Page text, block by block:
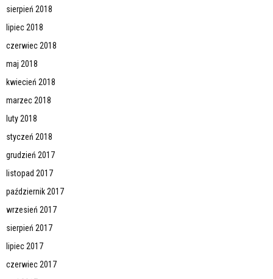
sierpień 2018
lipiec 2018
czerwiec 2018
maj 2018
kwiecień 2018
marzec 2018
luty 2018
styczeń 2018
grudzień 2017
listopad 2017
październik 2017
wrzesień 2017
sierpień 2017
lipiec 2017
czerwiec 2017